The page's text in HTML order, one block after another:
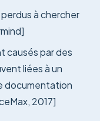
perdus à chercher
causés par des
liées à un
documentation
2017]